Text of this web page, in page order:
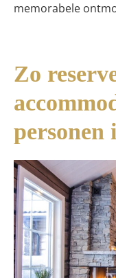
memorabele
Zo
personen